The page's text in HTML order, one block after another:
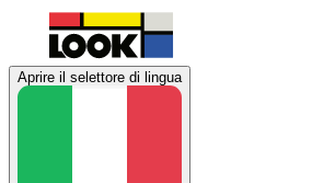
Aprire il selettore di lingua